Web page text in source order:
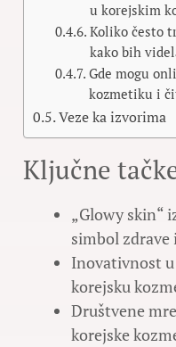
u korejskim
Koliko često
kako bih
Gde mogu
kozmetiku i
Veze ka izvorima
Ključne
„Glowy skin“
simbol zdrave
Inovativnost
korejsku
Društvene
korejske